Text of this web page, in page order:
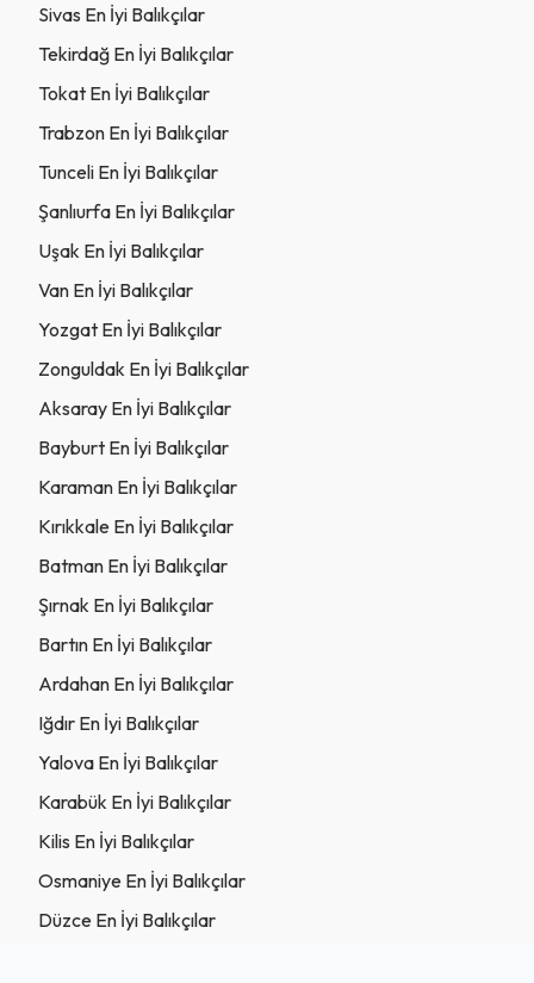
Sivas En İyi Balıkçılar
Tekirdağ En İyi Balıkçılar
Tokat En İyi Balıkçılar
Trabzon En İyi Balıkçılar
Tunceli En İyi Balıkçılar
Şanlıurfa En İyi Balıkçılar
Uşak En İyi Balıkçılar
Van En İyi Balıkçılar
Yozgat En İyi Balıkçılar
Zonguldak En İyi Balıkçılar
Aksaray En İyi Balıkçılar
Bayburt En İyi Balıkçılar
Karaman En İyi Balıkçılar
Kırıkkale En İyi Balıkçılar
Batman En İyi Balıkçılar
Şırnak En İyi Balıkçılar
Bartın En İyi Balıkçılar
Ardahan En İyi Balıkçılar
Iğdır En İyi Balıkçılar
Yalova En İyi Balıkçılar
Karabük En İyi Balıkçılar
Kilis En İyi Balıkçılar
Osmaniye En İyi Balıkçılar
Düzce En İyi Balıkçılar